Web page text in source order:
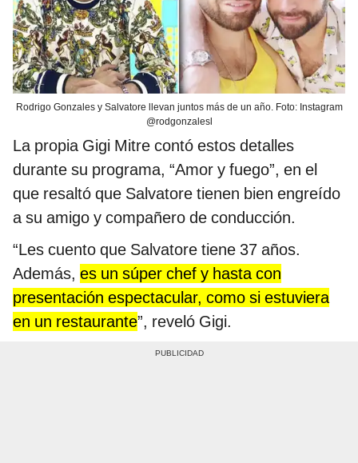
Rodrigo Gonzales y Salvatore llevan juntos más de un año. Foto: Instagram
@rodgonzalesl
La propia Gigi Mitre contó estos detalles
durante su programa, “Amor y fuego”, en el
que resaltó que Salvatore tienen bien engreído
a su amigo y compañero de conducción.
“Les cuento que Salvatore tiene 37 años.
Además, es un súper chef y hasta con
presentación espectacular, como si estuviera
en un restaurante”, reveló Gigi.